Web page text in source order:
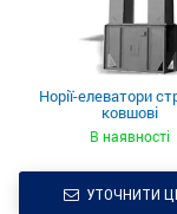
Норії-елеватори
ковшові
В наявності
УТОЧНИТИ